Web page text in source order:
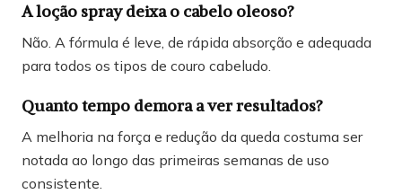
A loção spray deixa o cabelo oleoso?
Não. A fórmula é leve, de rápida absorção e adequada
para todos os tipos de couro cabeludo.
Quanto tempo demora a ver resultados?
A melhoria na força e redução da queda costuma ser
notada ao longo das primeiras semanas de uso
consistente.